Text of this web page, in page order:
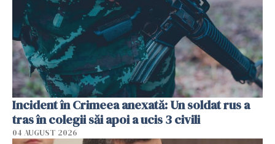
Incident în Crimeea anexată: Un soldat rus a
tras în colegii săi apoi a ucis 3 civili
04 AUGUST 2026